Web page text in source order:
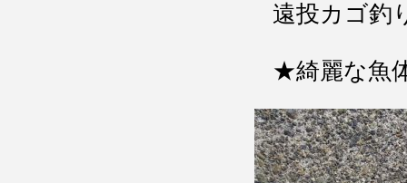
遠投カゴ釣
★綺麗な魚